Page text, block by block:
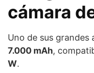
cámara
Uno de sus grandes
7.000 mAh,
W.